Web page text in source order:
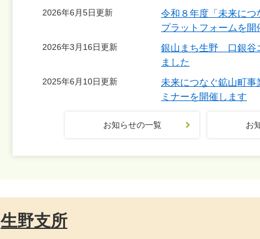
2026年6月5日更新
令和８年度「未来につ
プラットフォームを開
2026年3月16日更新
銀山まち生野 口銀谷
ました
2025年6月10日更新
未来につなぐ鉱山町
ミナーを開催します
お知らせの一覧 お
生野支所